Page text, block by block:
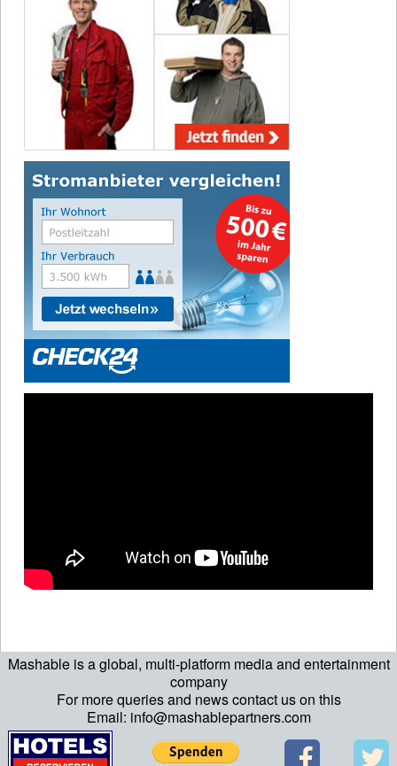
Mashable is a global, multi-platform media and entertainment
company
For more queries and news contact us on this
Email: info@mashablepartners.com